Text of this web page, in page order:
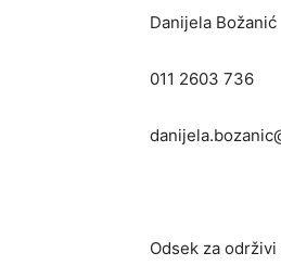
Danijela Božanić
011 2603 736
Odsek za